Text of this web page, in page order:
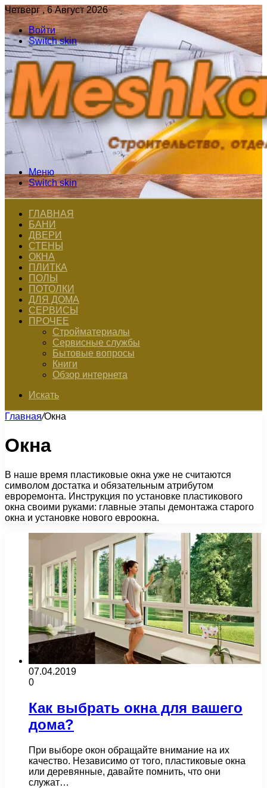
Четверг , 6 Август 2026
Войти
Switch skin
Меню
Switch skin
ГЛАВНАЯ
БАНИ
ДВЕРИ
СТЕНЫ
ОКНА
ПЛИТКА
ПОЛЫ
ПОТОЛКИ
ДЛЯ ДОМА
СЕРВИСЫ
ПРОЧЕЕ
Стройматериалы
Сервисные службы
Бытовые вопросы
Книги
Обзор интернета
Искать
Главная/Окна
Окна
В наше время пластиковые окна уже не считаются
символом достатка и обязательным атрибутом
евроремонта. Инструкция по установке пластикового
окна своими руками: главные этапы демонтажа старого
окна и установке нового евроокна.
07.04.2019
0
Как выбрать окна для вашего
дома?
При выборе окон обращайте внимание на их
качество. Независимо от того, пластиковые окна
или деревянные, давайте помнить, что они
служат…